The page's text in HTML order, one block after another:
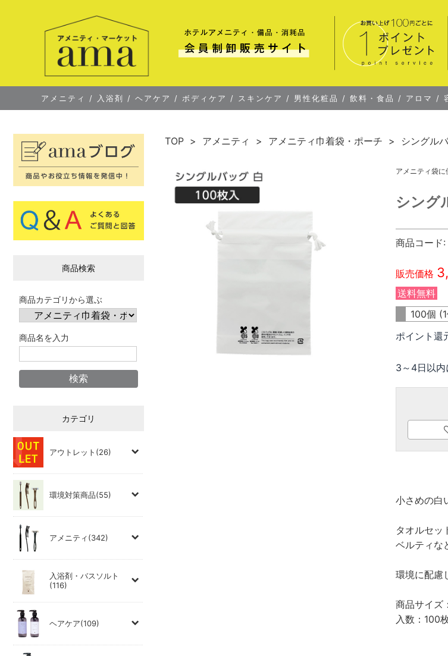
アメニティ / 入浴剤 / ヘアケア / ボディケア / スキンケア / 男性化粧品 / 飲料・食品 / アロマ /
商品検索
商品カテゴリから選ぶ
商品名を入力
カテゴリ
アウトレット(26)
環境対策商品(55)
アメニティ(342)
入浴剤・バスソルト
(116)
ヘアケア(109)
TOP アメニティ アメニティ巾着袋・ポーチ シングル
アメニティ袋
シング
商品コード:
販売価格
送料無料
100個
ポイント還
3～4日以内
小さめの白
タオルセッ
ベルティな
環境に配慮
商品サイズ
入数：100